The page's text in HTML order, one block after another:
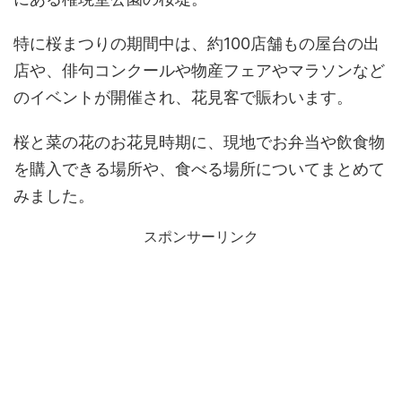
特に桜まつりの期間中は、約100店舗もの屋台の出
店や、俳句コンクールや物産フェアやマラソンなど
のイベントが開催され、花見客で賑わいます。
桜と菜の花のお花見時期に、現地でお弁当や飲食物
を購入できる場所や、食べる場所についてまとめて
みました。
スポンサーリンク